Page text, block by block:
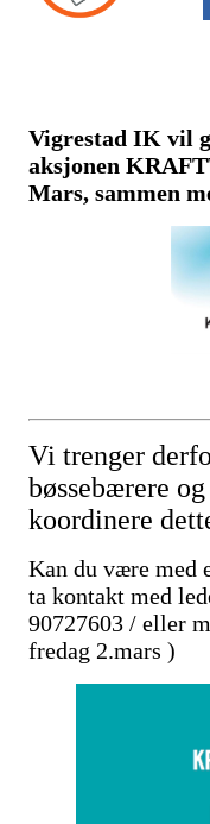
Vigrestad IK vil
aksjonen
Mars, sammen
Vi trenger
bøssebærere
koordinere
Kan du være med
ta kontakt med
90727603 / eller
fredag 2.mars )